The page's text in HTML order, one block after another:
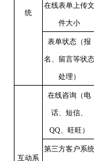
统
在线表单上传文
件大小
表单状态（报
名、留言等状态
处理）
互动系
在线咨询（电
话、短信、
QQ、旺旺）
第三方客户系统